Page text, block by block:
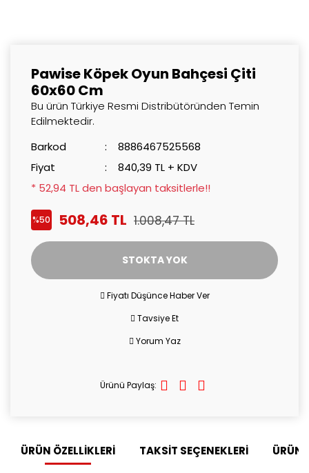
Pawise Köpek Oyun Bahçesi Çiti
60x60 Cm
Bu ürün Türkiye Resmi Distribütöründen Temin
Edilmektedir.
Barkod
8886467525568
Fiyat
840,39 TL + KDV
* 52,94 TL den başlayan taksitlerle!!
%50 508,46 TL 1.008,47 TL
STOKTA YOK
Fiyatı Düşünce Haber Ver
Tavsiye Et
Yorum Yaz
Ürünü Paylaş:
ÜRÜN ÖZELLİKLERİ TAKSİT SEÇENEKLERİ ÜRÜN